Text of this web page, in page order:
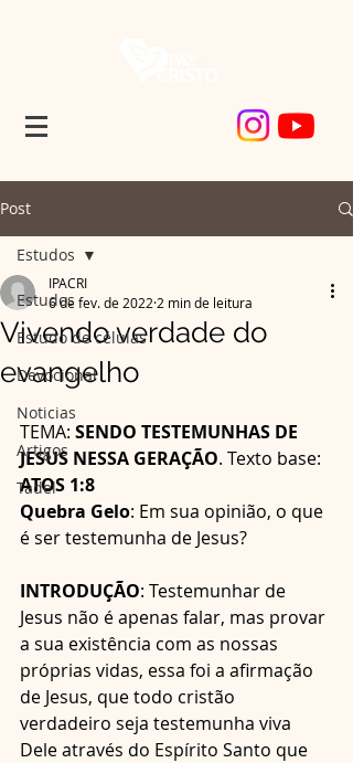
Post
Estudos
Estudo de células
Devocional
Noticias
Artigos
Tadel
Estudos
Vivendo verdade do
evangelho
IPACRI
6 de fev. de 2022 2 min de leitura
TEMA: SENDO TESTEMUNHAS DE
JESUS NESSA GERAÇÃO. Texto base:
ATOS 1:8
Quebra Gelo: Em sua opinião, o que
é ser testemunha de Jesus?
INTRODUÇÃO: Testemunhar de
Jesus não é apenas falar, mas provar
a sua existência com as nossas
próprias vidas, essa foi a afirmação
de Jesus, que todo cristão
verdadeiro seja testemunha viva
Dele através do Espírito Santo que